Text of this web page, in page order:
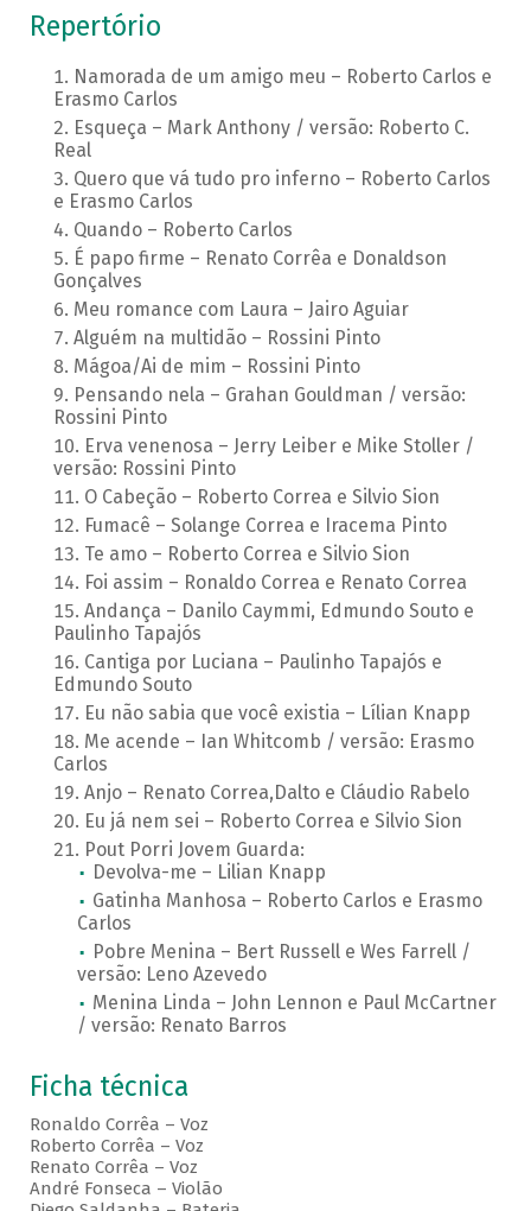
Repertório
Namorada de um amigo meu – Roberto Carlos e
Erasmo Carlos
Esqueça – Mark Anthony / versão: Roberto C.
Real
Quero que vá tudo pro inferno – Roberto Carlos
e Erasmo Carlos
Quando – Roberto Carlos
É papo firme – Renato Corrêa e Donaldson
Gonçalves
Meu romance com Laura – Jairo Aguiar
Alguém na multidão – Rossini Pinto
Mágoa/Ai de mim – Rossini Pinto
Pensando nela – Grahan Gouldman / versão:
Rossini Pinto
Erva venenosa – Jerry Leiber e Mike Stoller /
versão: Rossini Pinto
O Cabeção – Roberto Correa e Silvio Sion
Fumacê – Solange Correa e Iracema Pinto
Te amo – Roberto Correa e Silvio Sion
Foi assim – Ronaldo Correa e Renato Correa
Andança – Danilo Caymmi, Edmundo Souto e
Paulinho Tapajós
Cantiga por Luciana – Paulinho Tapajós e
Edmundo Souto
Eu não sabia que você existia – Lílian Knapp
Me acende – Ian Whitcomb / versão: Erasmo
Carlos
Anjo – Renato Correa,Dalto e Cláudio Rabelo
Eu já nem sei – Roberto Correa e Silvio Sion
Pout Porri Jovem Guarda:
Devolva-me – Lilian Knapp
Gatinha Manhosa – Roberto Carlos e Erasmo
Carlos
Pobre Menina – Bert Russell e Wes Farrell /
versão: Leno Azevedo
Menina Linda – John Lennon e Paul McCartner
/ versão: Renato Barros
Ficha técnica
Ronaldo Corrêa – Voz
Roberto Corrêa – Voz
Renato Corrêa – Voz
André Fonseca – Violão